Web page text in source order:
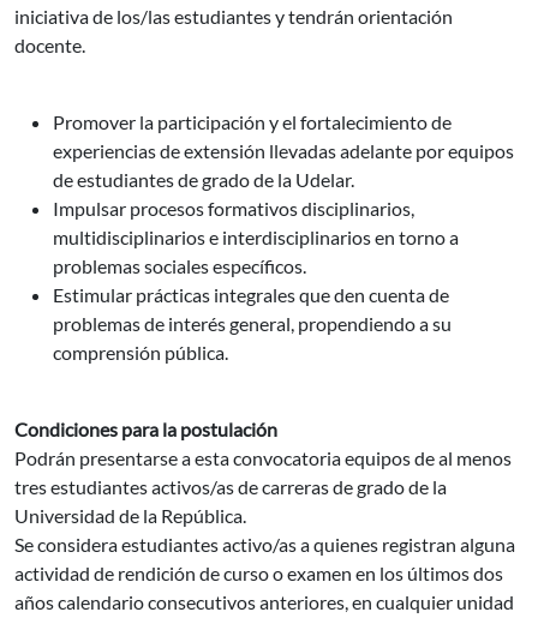
iniciativa de los/las estudiantes y tendrán orientación
docente.
Promover la participación y el fortalecimiento de
experiencias de extensión llevadas adelante por equipos
de estudiantes de grado de la Udelar.
Impulsar procesos formativos disciplinarios,
multidisciplinarios e interdisciplinarios en torno a
problemas sociales específicos.
Estimular prácticas integrales que den cuenta de
problemas de interés general, propendiendo a su
comprensión pública.
Condiciones para la postulación
Podrán presentarse a esta convocatoria equipos de al menos
tres estudiantes activos/as de carreras de grado de la
Universidad de la República.
Se considera estudiantes activo/as a quienes registran alguna
actividad de rendición de curso o examen en los últimos dos
años calendario consecutivos anteriores, en cualquier unidad